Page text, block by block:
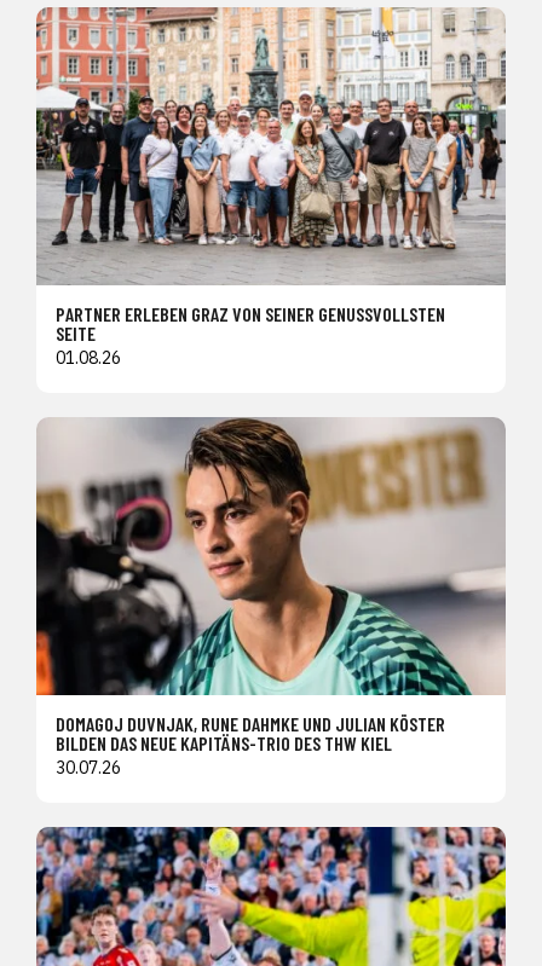
PARTNER ERLEBEN GRAZ VON SEINER GENUSSVOLLSTEN
SEITE
01.08.26
DOMAGOJ DUVNJAK, RUNE DAHMKE UND JULIAN KÖSTER
BILDEN DAS NEUE KAPITÄNS-TRIO DES THW KIEL
30.07.26